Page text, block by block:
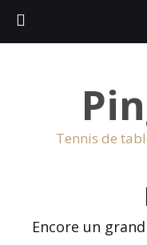
Tennis de
Encore un